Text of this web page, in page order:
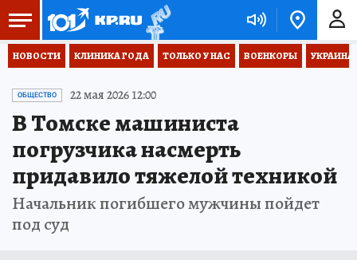
НОВОСТИ КЛИНИКА ГОДА ТОЛЬКО У НАС ВОЕНКОРЫ
ОБЩЕСТВО 22 мая 2026 12:00
В Томске машиниста
погрузчика насмерть
придавило тяжелой техникой
Начальник погибшего мужчины пойдет
под суд